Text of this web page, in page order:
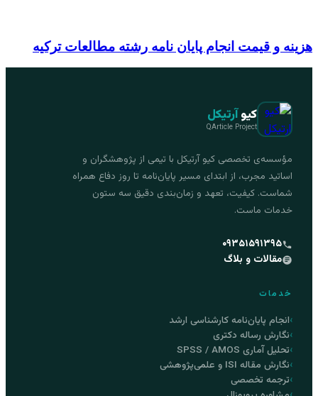
هزینه و قیمت انجام پایان نامه رشته مطالعات ترکیه
کیوآرتیکل
QArticle Project
مؤسسه‌ی تخصصی کیو آرتیکل با تیمی از پژوهشگران و
اساتید مجرب، از ابتدای مسیر پایان‌نامه تا روز دفاع همراه
شماست. کیفیت، تعهد و زمان‌بندی دقیق سه ستون
خدمات ماست.
۰۹۳۵۱۵۹۱۳۹۵
مقالات و بلاگ
خدمات
انجام پایان‌نامه کارشناسی ارشد
نگارش رساله دکتری
تحلیل آماری SPSS / AMOS
نگارش مقاله ISI و علمی‌پژوهشی
ترجمه تخصصی